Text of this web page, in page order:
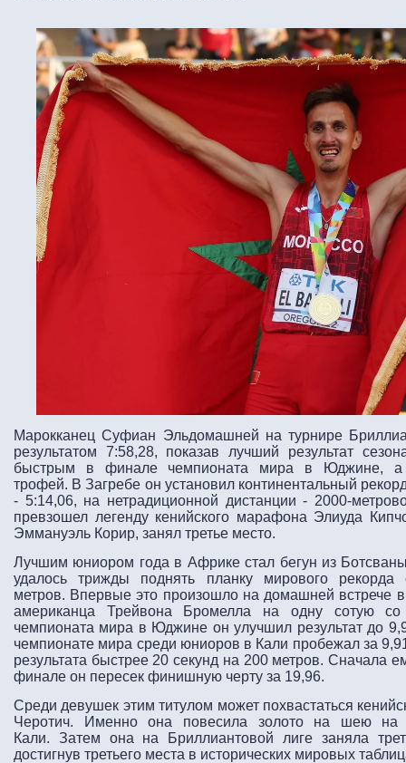
Марокканец Суфиан Эльдомашней на турнире
результатом 7:58,28, показав лучший результат
быстрым в финале чемпионата мира в Юджине, а
трофей. В Загребе он установил континентальный
- 5:14,06, на нетрадиционной дистанции - 2000-
превзошел легенду кенийского марафона Элиуда
Эммануэль Корир, занял третье место.
Лучшим юниором года в Африке стал бегун из
удалось трижды поднять планку мирового
метров. Впервые это произошло на домашней встрече
американца Трейвона Бромелла на одну сотую
чемпионата мира в Юджине он улучшил результат до
чемпионате мира среди юниоров в Кали пробежал за
результата быстрее 20 секунд на 200 метров. Сначала
финале он пересек финишную черту за 19,96.
Среди девушек этим титулом может похвастаться
Черотич. Именно она повесила золото на шею на
Кали. Затем она на Бриллиантовой лиге заняла
достигнув третьего места в исторических мировых